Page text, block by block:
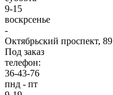
9-15
воскрсенье
-
Октябрьский проспект, 89
Под заказ
телефон:
36-43-76
пнд - пт